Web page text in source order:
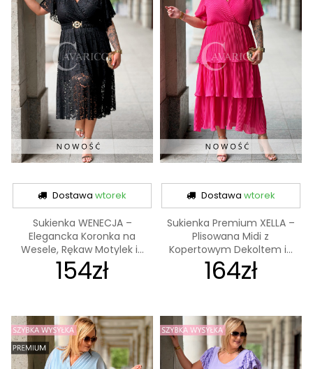
Dostawawtorek
Sukienka WENECJA –
Elegancka Koronka na
Wesele, Rękaw Motylek i...
154zł
Dostawa wtorek
Sukienka Premium XELLA –
Plisowana Midi z
Kopertowym Dekoltem i...
164zł